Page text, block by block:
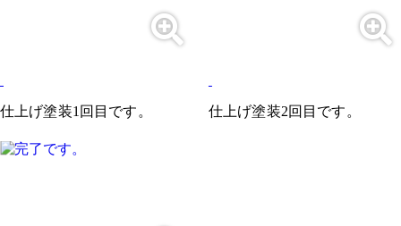
仕上げ塗装1回目です。 仕上げ塗装2回目です。